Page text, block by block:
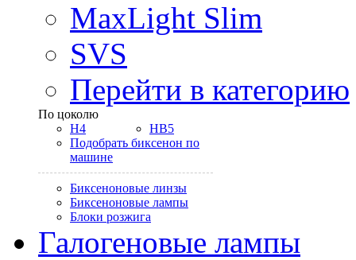
MaxLight Slim
SVS
Перейти в категорию
По цоколю
H4
HB5
Подобрать биксенон по
машине
Биксеноновые линзы
Биксеноновые лампы
Блоки розжига
Галогеновые лампы